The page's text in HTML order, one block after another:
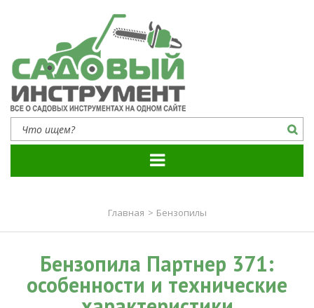
Садовый инструмент
Все о садовых инструментах на одном сайте
Главная > Бензопилы
Бензопила Партнер 371:
особенности и технические